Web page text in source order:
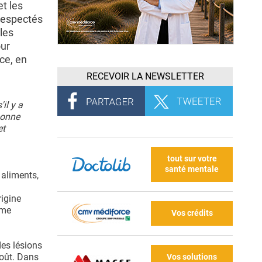
les
en
y a
lésions
Dans
RECEVOIR LA NEWSLETTER
tout sur votre
santé mentale
Vos crédits
Vos solutions